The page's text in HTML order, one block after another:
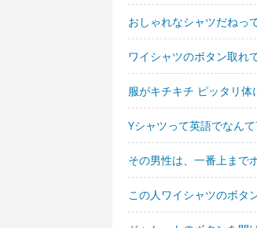
おしゃれなシャツだねっ
ワイシャツのボタン取れ
服がキチキチ ピッタリ
Yシャツって英語でなん
その男性は、一番上まで
この人ワイシャツのボタ